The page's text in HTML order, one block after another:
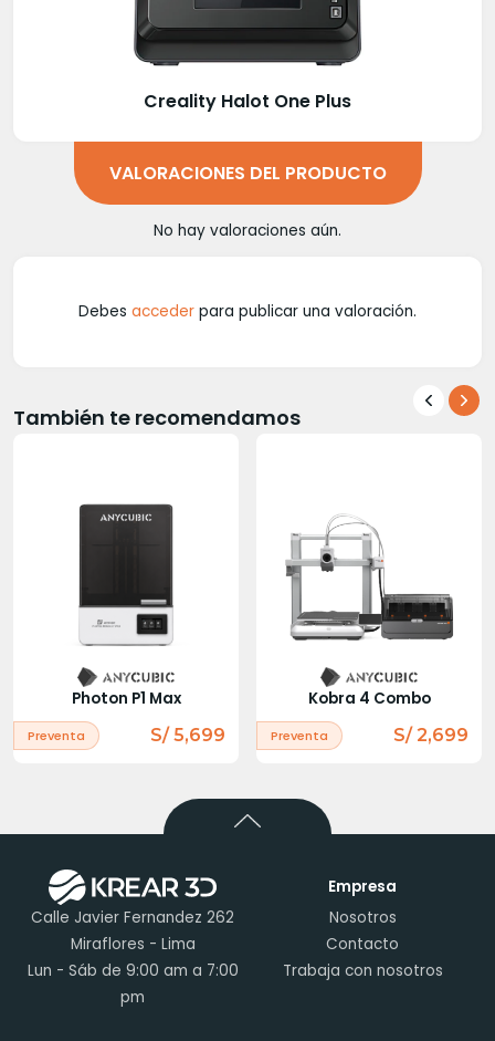
Creality Halot One Plus
VALORACIONES DEL PRODUCTO
No hay valoraciones aún.
Debes acceder para publicar una valoración.
También te recomendamos
Photon P1 Max
Preventa S/ 5,699
Kobra 4 Combo
Preventa S/ 2,699
Calle Javier Fernandez 262
Miraflores - Lima
Lun - Sáb de 9:00 am a 7:00
pm
Empresa
Nosotros
Contacto
Trabaja con nosotros